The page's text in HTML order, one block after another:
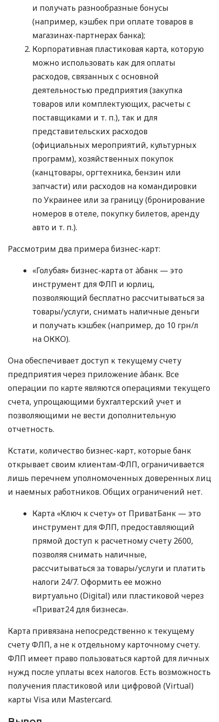
и получать разнообразные бонусы
(например, кэшбек при оплате товаров в
магазинах-партнерах банка);
Корпоративная пластиковая карта, которую
можно использовать как для оплаты
расходов, связанных с основной
деятельностью предприятия (закупка
товаров или комплектующих, расчеты с
поставщиками и т. п.), так и для
представительских расходов
(официальных мероприятий, культурных
программ), хозяйственных покупок
(канцтовары, оргтехника, бензин или
запчасти) или расходов на командировки
по Украинее или за границу (бронирование
номеров в отеле, покупку билетов, аренду
авто и т. п.).
Рассмотрим два примера бизнес-карт:
«Голубая» бизнес-карта от àбанк — это
инструмент для ФЛП и юрлиц,
позволяющий бесплатно рассчитываться за
товары/услуги, снимать наличные деньги
и получать кэшбек (например, до 10 грн/л
на ОККО).
Она обеспечивает доступ к текущему счету
предприятия через приложение àбанк. Все
операции по карте являются операциями текущего
счета, упрощающими бухгалтерский учет и
позволяющими не вести дополнительную
отчетность.
Кстати, количество бизнес-карт, которые банк
открывает своим клиентам-ФЛП, ограничивается
лишь перечнем уполномоченных доверенных лиц
и наемных работников. Общих ограничений нет.
Карта «Ключ к счету» от ПриватБанк — это
инструмент для ФЛП, предоставляющий
прямой доступ к расчетному счету 2600,
позволяя снимать наличные,
рассчитываться за товары/услуги и платить
налоги 24/7. Оформить ее можно
виртуально (Digital) или пластиковой через
«Приват24 для бизнеса».
Карта привязана непосредственно к текущему
счету ФЛП, а не к отдельному карточному счету.
ФЛП имеет право пользоваться картой для личных
нужд после уплаты всех налогов. Есть возможность
получения пластиковой или цифровой (Virtual)
карты Visa или Mastercard.